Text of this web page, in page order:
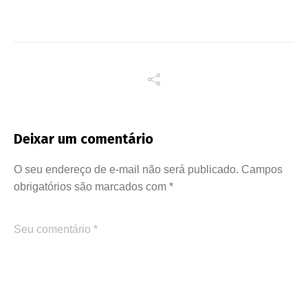
Deixar um comentário
O seu endereço de e-mail não será publicado. Campos
obrigatórios são marcados com *